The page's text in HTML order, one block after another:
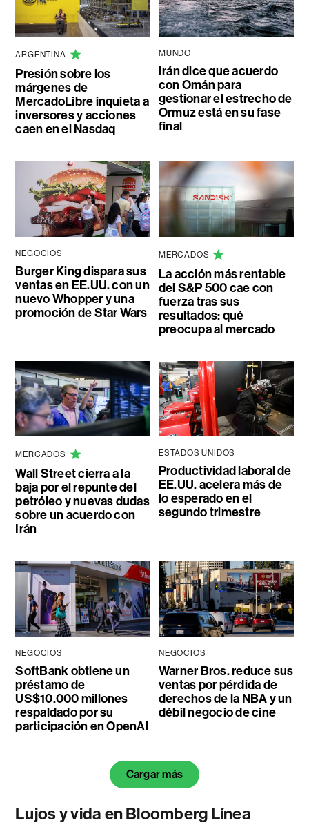
ARGENTINA
Presión sobre los
márgenes de
MercadoLibre inquieta a
inversores y acciones
caen en el Nasdaq
MUNDO
Irán dice que acuerdo
con Omán para
gestionar el estrecho de
Ormuz está en su fase
final
NEGOCIOS
Burger King dispara sus
ventas en EE.UU. con un
nuevo Whopper y una
promoción de Star Wars
MERCADOS
La acción más rentable
del S&P 500 cae con
fuerza tras sus
resultados: qué
preocupa al mercado
MERCADOS
Wall Street cierra a la
baja por el repunte del
petróleo y nuevas dudas
sobre un acuerdo con
Irán
ESTADOS UNIDOS
Productividad laboral de
EE.UU. acelera más de
lo esperado en el
segundo trimestre
NEGOCIOS
SoftBank obtiene un
préstamo de
US$10.000 millones
respaldado por su
participación en OpenAI
NEGOCIOS
Warner Bros. reduce sus
ventas por pérdida de
derechos de la NBA y un
débil negocio de cine
Cargar más
Lujos y vida en Bloomberg Línea